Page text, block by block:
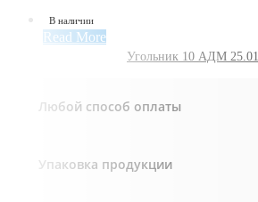
В наличии
Read More
Угольник 10 АДМ
Любой способ оплаты
Упаковка продукции